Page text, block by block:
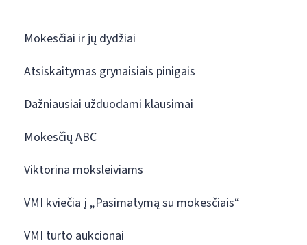
Mokesčiai ir jų dydžiai
Atsiskaitymas grynaisiais pinigais
Dažniausiai užduodami klausimai
Mokesčių ABC
Viktorina moksleiviams
VMI kviečia į „Pasimatymą su mokesčiais“
VMI turto aukcionai